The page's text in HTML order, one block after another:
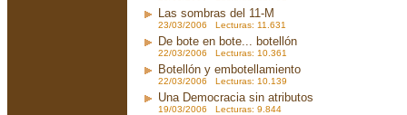
Las sombras del 11-M
23/03/2006 Lecturas: 11.631
De bote en bote... botellón
22/03/2006 Lecturas: 10.361
Botellón y embotellamiento
22/03/2006 Lecturas: 10.139
Una Democracia sin atributos
19/03/2006 Lecturas: 9.844